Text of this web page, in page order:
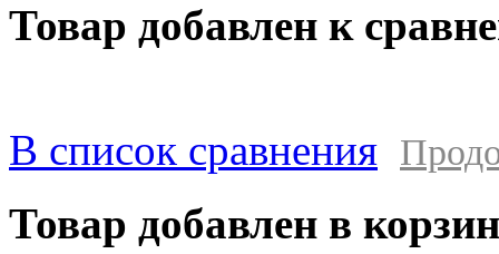
Товар добавлен к
В список сравнения
Товар добавлен в